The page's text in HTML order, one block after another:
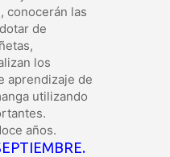
conocerán las
de
los
aprendizaje de
utilizando
años.